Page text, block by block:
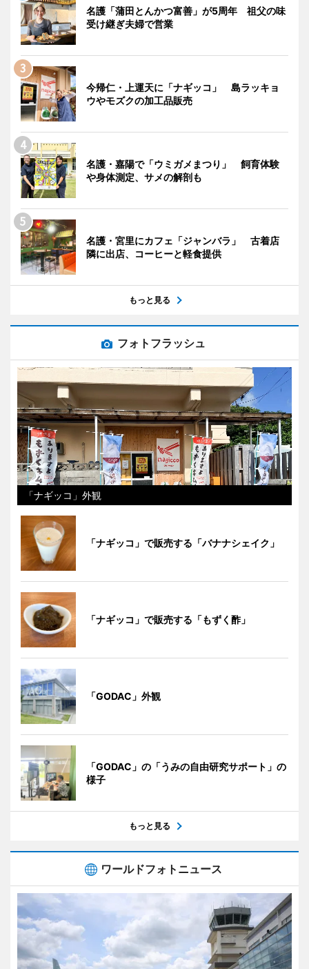
名護「蒲田とんかつ富善」が5周年 祖父の味
受け継ぎ夫婦で営業
今帰仁・上運天に「ナギッコ」 島ラッキョ
ウやモズクの加工品販売
名護・嘉陽で「ウミガメまつり」 飼育体験
や身体測定、サメの解剖も
名護・宮里にカフェ「ジャンバラ」 古着店
隣に出店、コーヒーと軽食提供
もっと見る
フォトフラッシュ
「ナギッコ」外観
「ナギッコ」で販売する「バナナシェイク」
「ナギッコ」で販売する「もずく酢」
「GODAC」外観
「GODAC」の「うみの自由研究サポート」の
様子
もっと見る
ワールドフォトニュース